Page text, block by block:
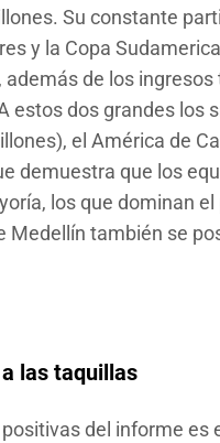
Su constante
y la Copa
además de los
estos dos grandes los
el América de
demuestra que los
los que dominan
Medellín también se
las taquillas
del informe es